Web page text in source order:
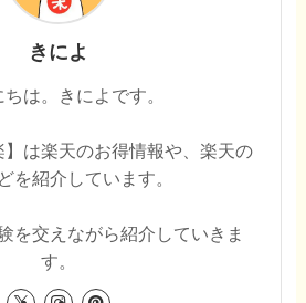
きによ
ちは。きによです。
は楽天のお得情報や、楽天の
を紹介しています。
を交えながら紹介していきま
す。